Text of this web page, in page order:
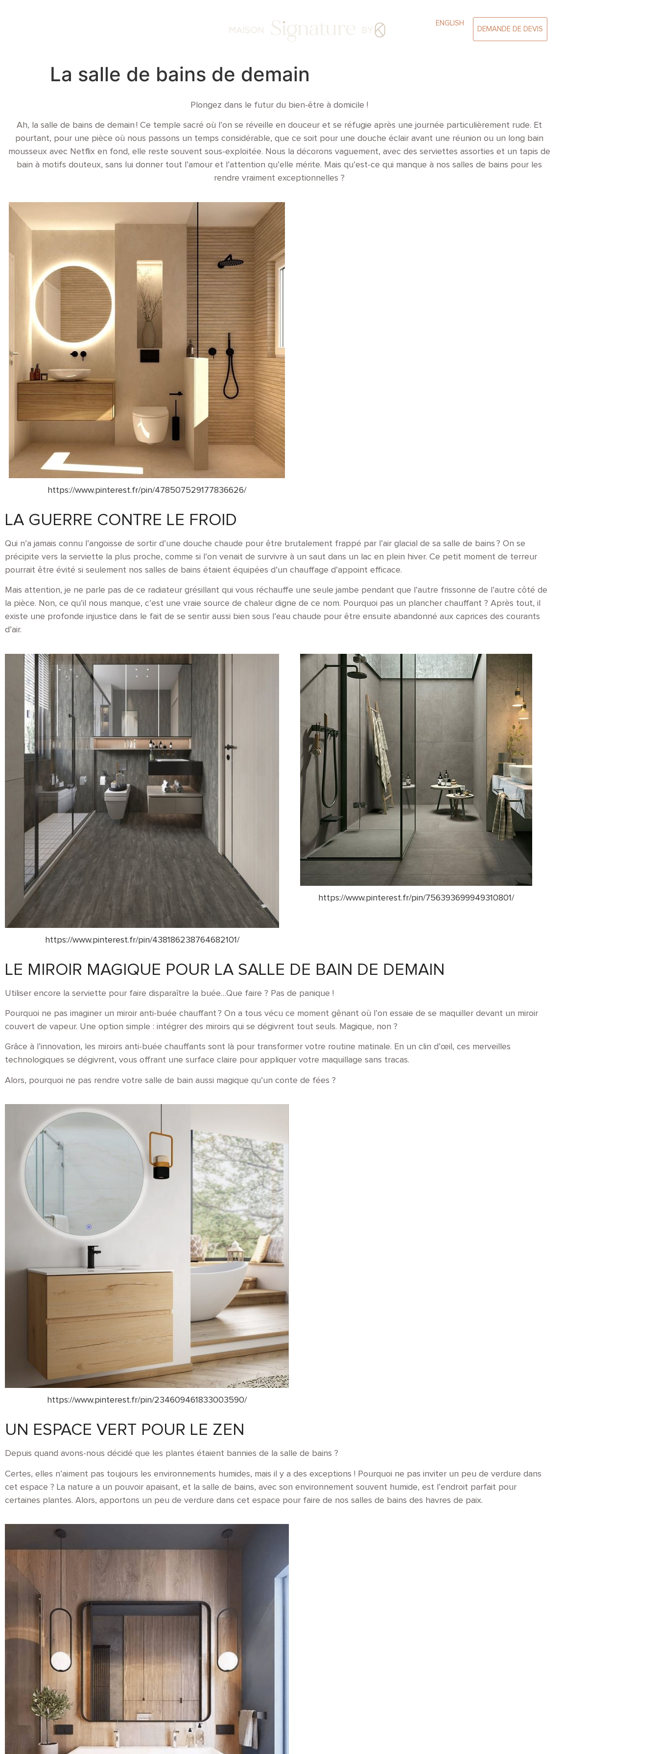
ENGLISH
DEMANDE DE DEVIS
La salle de bains de demain
Plongez dans le futur du bien-être à domicile !
Ah, la salle de bains de demain ! Ce temple sacré où l’on se réveille en douceur et se réfugie après une journée particulièrement rude. Et
pourtant, pour une pièce où nous passons un temps considérable, que ce soit pour une douche éclair avant une réunion ou un long bain
mousseux avec Netflix en fond, elle reste souvent sous-exploitée. Nous la décorons vaguement, avec des serviettes assorties et un tapis de
bain à motifs douteux, sans lui donner tout l’amour et l’attention qu’elle mérite. Mais qu’est-ce qui manque à nos salles de bains pour les
rendre vraiment exceptionnelles ?
https://www.pinterest.fr/pin/478507529177836626/
LA GUERRE CONTRE LE FROID
Qui n’a jamais connu l’angoisse de sortir d’une douche chaude pour être brutalement frappé par l’air glacial de sa salle de bains ? On se
précipite vers la serviette la plus proche, comme si l’on venait de survivre à un saut dans un lac en plein hiver. Ce petit moment de terreur
pourrait être évité si seulement nos salles de bains étaient équipées d’un chauffage d’appoint efficace.
Mais attention, je ne parle pas de ce radiateur grésillant qui vous réchauffe une seule jambe pendant que l’autre frissonne de l’autre côté de
la pièce. Non, ce qu’il nous manque, c’est une vraie source de chaleur digne de ce nom. Pourquoi pas un plancher chauffant ? Après tout, il
existe une profonde injustice dans le fait de se sentir aussi bien sous l’eau chaude pour être ensuite abandonné aux caprices des courants
d’air.
https://www.pinterest.fr/pin/438186238764682101/
https://www.pinterest.fr/pin/756393699949310801/
LE MIROIR MAGIQUE POUR LA SALLE DE BAIN DE DEMAIN
Utiliser encore la serviette pour faire disparaître la buée…Que faire ? Pas de panique !
Pourquoi ne pas imaginer un miroir anti-buée chauffant ? On a tous vécu ce moment gênant où l’on essaie de se maquiller devant un miroir
couvert de vapeur. Une option simple : intégrer des miroirs qui se dégivrent tout seuls. Magique, non ?
Grâce à l’innovation, les miroirs anti-buée chauffants sont là pour transformer votre routine matinale. En un clin d’œil, ces merveilles
technologiques se dégivrent, vous offrant une surface claire pour appliquer votre maquillage sans tracas.
Alors, pourquoi ne pas rendre votre salle de bain aussi magique qu’un conte de fées ?
https://www.pinterest.fr/pin/234609461833003590/
UN ESPACE VERT POUR LE ZEN
Depuis quand avons-nous décidé que les plantes étaient bannies de la salle de bains ?
Certes, elles n’aiment pas toujours les environnements humides, mais il y a des exceptions ! Pourquoi ne pas inviter un peu de verdure dans
cet espace ? La nature a un pouvoir apaisant, et la salle de bains, avec son environnement souvent humide, est l’endroit parfait pour
certaines plantes. Alors, apportons un peu de verdure dans cet espace pour faire de nos salles de bains des havres de paix.